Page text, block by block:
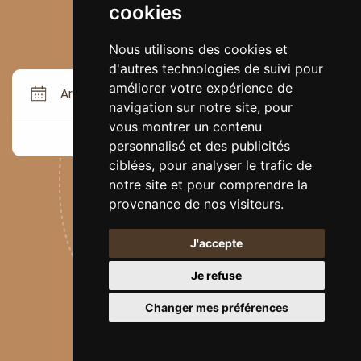
cookies
Nous utilisons des cookies et
d'autres technologies de suivi pour
améliorer votre expérience de
navigation sur notre site, pour
vous montrer un contenu
personnalisé et des publicités
ciblées, pour analyser le trafic de
notre site et pour comprendre la
provenance de nos visiteurs.
J'accepte
Je refuse
Changer mes préférences
À 60 mètres de la plage de la Salis...
mais loin des standards !
Arrivée Départ
RÉSERVER